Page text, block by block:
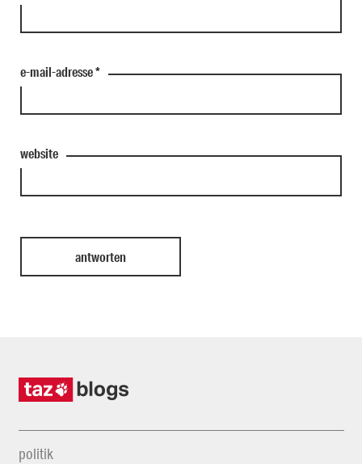
e-mail-adresse*
website
politik